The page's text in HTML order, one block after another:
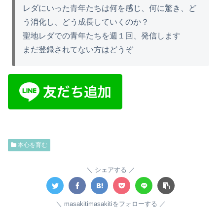
レダにいった青年たちは何を感じ、何に驚き、ど
う消化し、どう成長していくのか？
聖地レダでの青年たちを週１回、発信します
まだ登録されてない方はどうぞ
本心を育む
シェアする
masakitimasakitiをフォローする